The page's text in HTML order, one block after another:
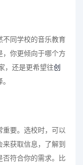
不同学校的音乐教育
你更倾向于哪个方
，还是更希望往创
重要。选校时，可以
获取信息，了解到
符合你的需求。比